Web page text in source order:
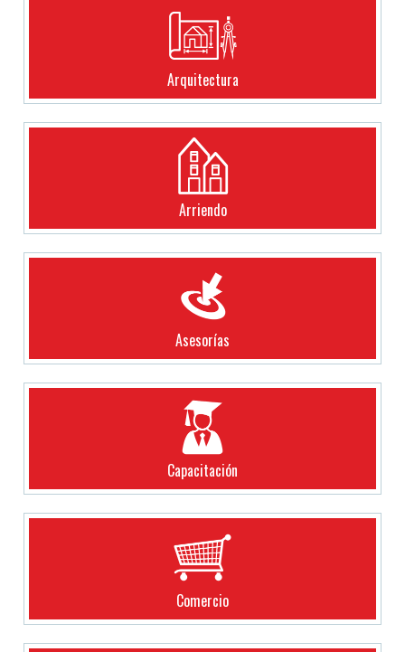
Arquitectura
Arriendo
Asesorías
Capacitación
Comercio